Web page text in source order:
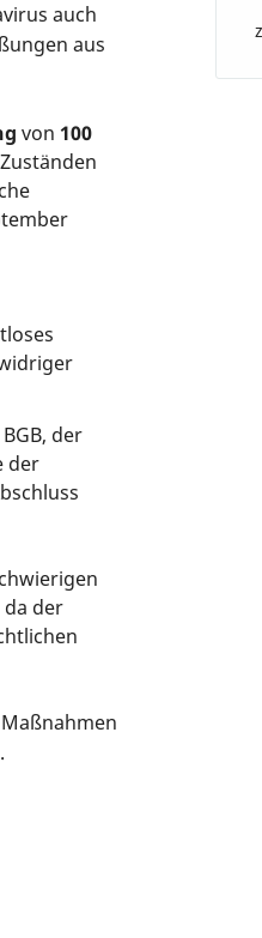
auch
aus
von 100
der
der
der